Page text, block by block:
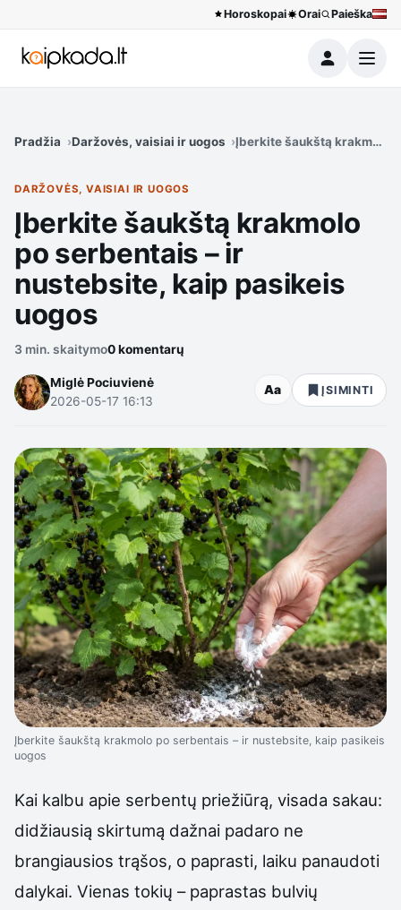
Horoskopai Orai Paieška
Meniu
Pradžia Daržovės, vaisiai ir uogos Įberkite šaukštą krakmolo
DARŽOVĖS, VAISIAI IR UOGOS
Įberkite šaukštą krakmolo
po serbentais – ir
nustebsite, kaip pasikeis
uogos
3 min. skaitymo0 komentarų
Miglė Pociuvienė
2026-05-17 16:13
Aa ĮSIMINTI
Įberkite šaukštą krakmolo po serbentais – ir nustebsite, kaip pasikeis
uogos
Kai kalbu apie serbentų priežiūrą, visada sakau:
didžiausią skirtumą dažnai padaro ne
brangiausios trąšos, o paprasti, laiku panaudoti
dalykai. Vienas tokių – paprastas bulvių